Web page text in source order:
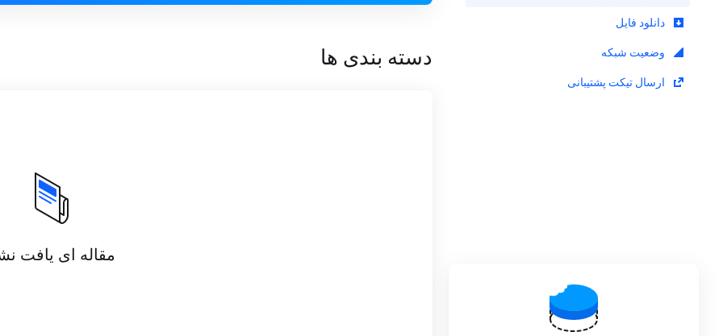
دانلود فایل
وضعیت شبکه
ارسال تیکت پشتیبانی
دسته بندی ها
مقاله ای یافت